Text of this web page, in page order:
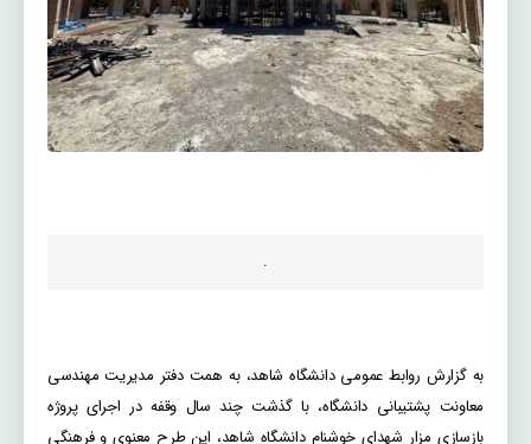
.
به گزارش روابط عمومی دانشگاه شاهد، به همت دفتر مدیریت مهندسی
معاونت پشتیبانی دانشگاه، با گذشت چند سال وقفه در اجرای پروژه
بازسازی مزار شهدای خوشنام دانشگاه شاهد، این طرح معنوی و فرهنگی